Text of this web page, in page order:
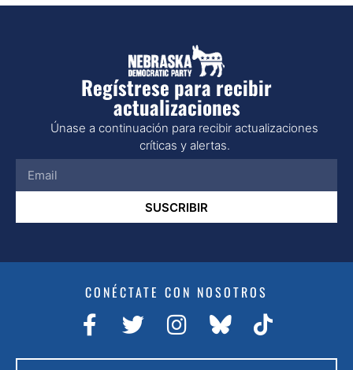
Regístrese para recibir
actualizaciones
Únase a continuación para recibir actualizaciones
críticas y alertas.
SUSCRIBIR
CONÉCTATE CON NOSOTROS